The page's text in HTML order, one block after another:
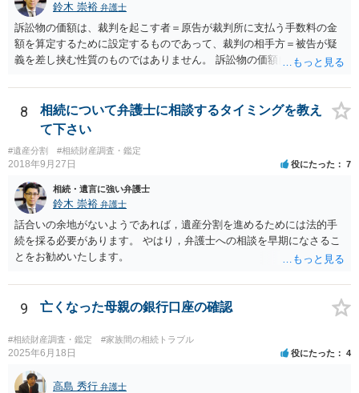
鈴木 崇裕 弁護士
訴訟物の価額は、裁判を起こす者＝原告が裁判所に支払う手数料の金
額を算定するために設定するものであって、裁判の相手方＝被告が疑
義を差し挟む性質のものではありません。 訴訟物の価額自体が裁判の
したとしても、変更されることはありません。
8
相続について弁護士に相談するタイミングを教え
て下さい
#遺産分割 #相続財産調査・鑑定
2018年9月27日 役にたった 7
相続・遺言に強い弁護士
鈴木 崇裕 弁護士
話合いの余地がないようであれば，遺産分割を進めるためには法的手
続を採る必要があります。 やはり，弁護士への相談を早期になさるこ
とをお勧めいたします。
9 亡くなった母親の銀行口座の確認
#相続財産調査・鑑定 #家族間の相続トラブル
2025年6月18日 役にたった 4
高島 秀行 弁護士